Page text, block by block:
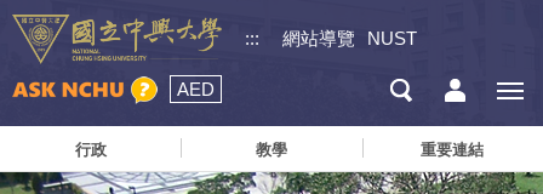
::: 網站導覽 NUST
AED
行政 教學 重要連結